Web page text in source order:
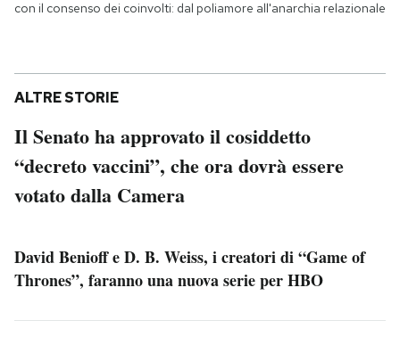
con il consenso dei coinvolti: dal poliamore all'anarchia relazionale
ALTRE STORIE
Il Senato ha approvato il cosiddetto
“decreto vaccini”, che ora dovrà essere
votato dalla Camera
David Benioff e D. B. Weiss, i creatori di “Game of
Thrones”, faranno una nuova serie per HBO